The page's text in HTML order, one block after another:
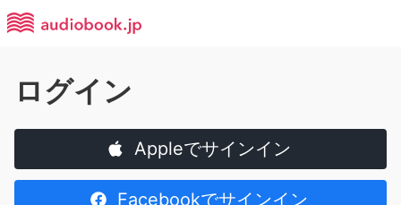
ログイン
Appleでサインイン
Facebookでサインイン